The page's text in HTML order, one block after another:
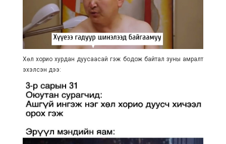
Хөл хорио хурдан дуусаасай гэж бодож байтал зуны амралт
эхэлсэн дээ: